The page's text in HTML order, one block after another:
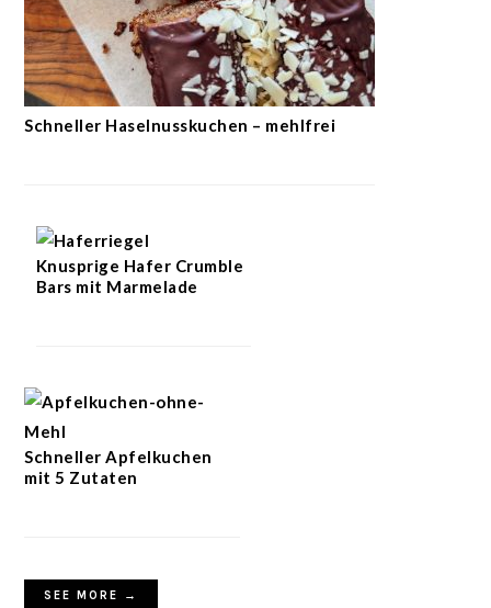
Schneller Haselnusskuchen – mehlfrei
Knusprige Hafer Crumble
Bars mit Marmelade
Schneller Apfelkuchen
mit 5 Zutaten
SEE MORE →